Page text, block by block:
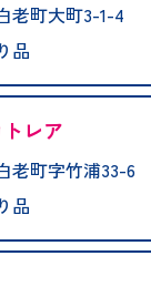
老町大町3-1-4
品
レア
老町字竹浦33-6
品